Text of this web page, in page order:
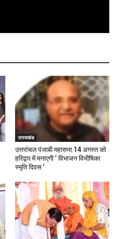
उत्तराखंड
उत्तरांचल पंजाबी महासभा 14 अगस्त को
हरिद्वार में मनाएगी ‘ विभाजन विभीषिका
स्मृति दिवस ‘